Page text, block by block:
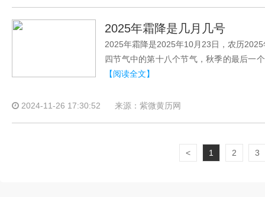
2025年霜降是几月几号
2025年霜降是2025年10月23日，农历
四节气中的第十八个节气，秋季的最后一
【阅读全文】
2024-11-26 17:30:52 来源：紫微黄历网
< 1 2 3